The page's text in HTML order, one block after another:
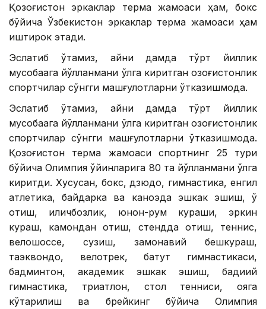
Қозоғистон эркаклар терма жамоаси ҳам, бокс
бўйича Ўзбекистон эркаклар терма жамоаси ҳам
иштирок этади.
Эслатиб ўтамиз, айни дамда тўрт йиллик
мусобақага йўлланмани қўлга киритган қозоғистонлик
спортчилар сўнгги машғулотларни ўтказишмоқда.
Эслатиб ўтамиз, айни дамда тўрт йиллик
мусобақага йўлланмани қўлга киритган қозоғистонлик
спортчилар сўнгги машғулотларни ўтказишмоқда.
Қозоғистон терма жамоаси спортнинг 25 тури
бўйича Олимпия ўйинларига 80 та йўлланмани қўлга
киритди. Хусусан, бокс, дзюдо, гимнастика, енгил
атлетика, байдарка ва каноэда эшкак эшиш, ўқ
отиш, қиличбозлик, юнон-рум кураши, эркин
кураш, камондан отиш, стендда отиш, теннис,
велошоссе, сузиш, замонавий бешкураш,
таэквондо, велотрек, батут гимнастикаси,
бадминтон, академик эшкак эшиш, бадиий
гимнастика, триатлон, стол тенниси, қояга
кўтарилиш ва брейкинг бўйича Олимпия